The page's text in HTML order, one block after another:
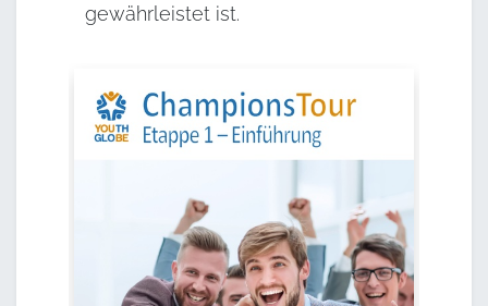
gewährleistet ist.